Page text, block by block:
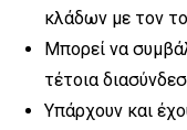
κλάδων με τον
Μπορεί να
τέτοια
Υπάρχουν και